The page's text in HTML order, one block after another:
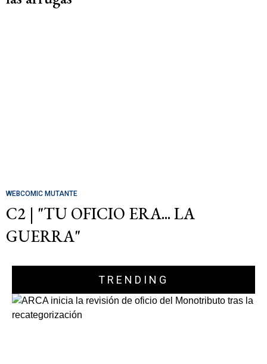
WEBCOMIC MUTANTE
C2 | "TU OFICIO ERA... LA
GUERRA"
TRENDING